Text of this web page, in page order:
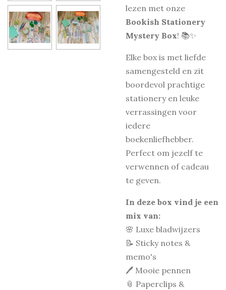
lezen met onze
Bookish Stationery
Mystery Box! 📚✨
Elke box is met liefde
samengesteld en zit
boordevol prachtige
stationery en leuke
verrassingen voor
iedere
boekenliefhebber.
Perfect om jezelf te
verwennen of cadeau
te geven.
In deze box vind je een
mix van:
🌸 Luxe bladwijzers
📝 Sticky notes &
memo's
🖊️ Mooie pennen
📎 Paperclips &